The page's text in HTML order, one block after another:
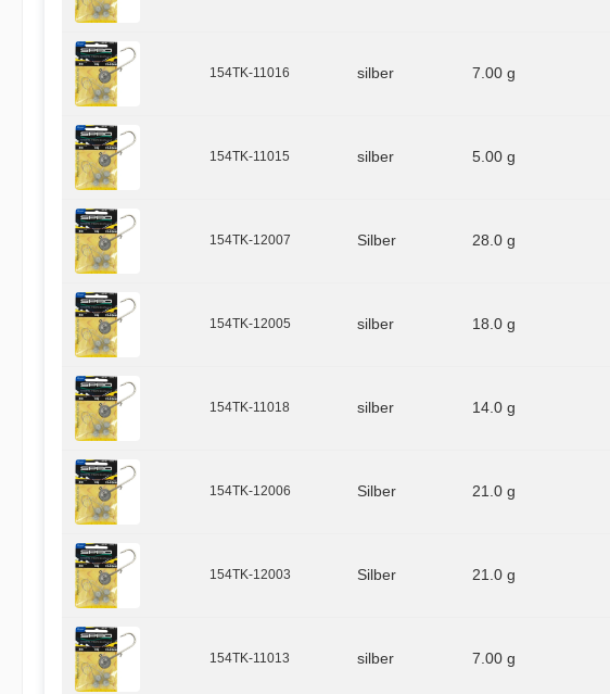
154TK-11016 silber 7.00 g
154TK-11015 silber 5.00 g
154TK-12007 Silber 28.0 g
154TK-12005 silber 18.0 g
154TK-11018 silber 14.0 g
154TK-12006 Silber 21.0 g
154TK-12003 Silber 21.0 g
154TK-11013 silber 7.00 g